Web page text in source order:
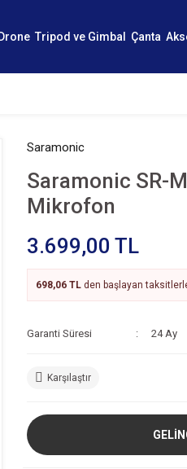
Tripod ve Gimbal Çanta
Saramonic
Saramonic SR-
Mikrofon
3.699,00 TL
698,06 TL den başlayan
Garanti Süresi 24 Ay
Karşılaştır